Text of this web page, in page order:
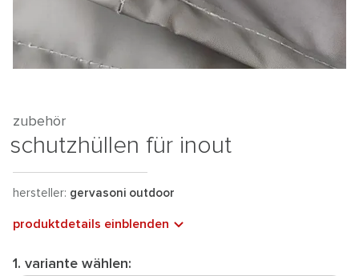
zubehör
schutzhüllen für inout
hersteller: gervasoni outdoor
produktdetails einblenden
1. variante wählen: